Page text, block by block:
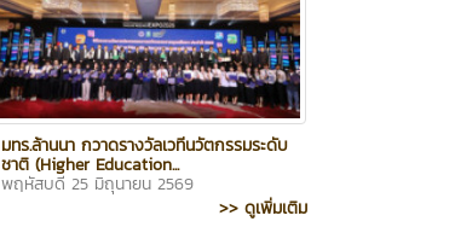
มทร.ล้านนา กวาดรางวัลเวทีนวัตกรรมระดับ
ชาติ (Higher Education...
พฤหัสบดี 25 มิถุนายน 2569
>> ดูเพิ่มเติม